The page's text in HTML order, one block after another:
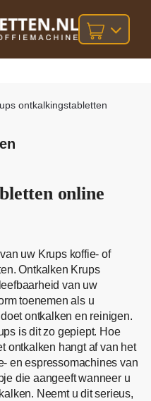
orders
ontkalkingstabletten
online
uw Krups koffie- of
Ontkalken Krups
van uw
toenemen als u
ontkalken en reinigen.
is dit zo gepiept. Hoe
ontkalken hangt af van het
en espressomachines van
die aangeeft wanneer u
Neemt u dit serieus,